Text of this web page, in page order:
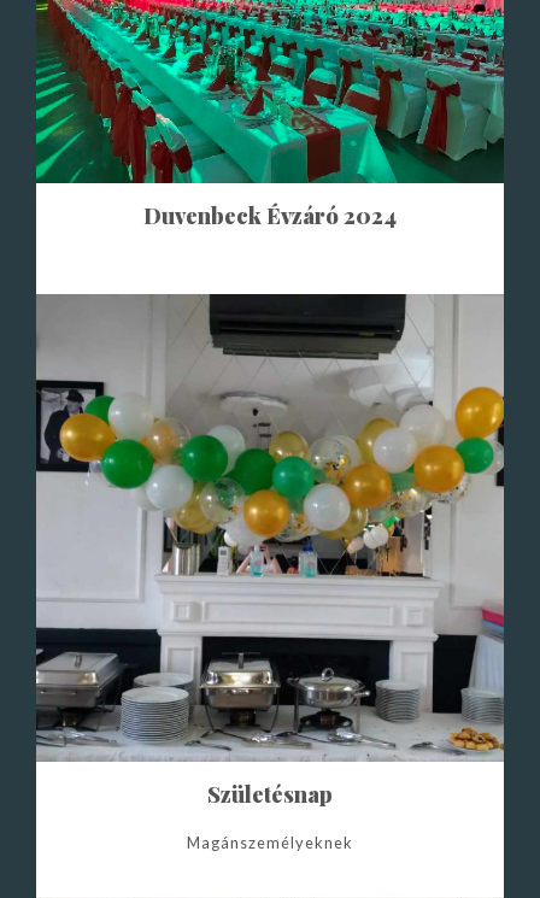
Duvenbeck Évzáró 2024
Születésnap
Magánszemélyeknek